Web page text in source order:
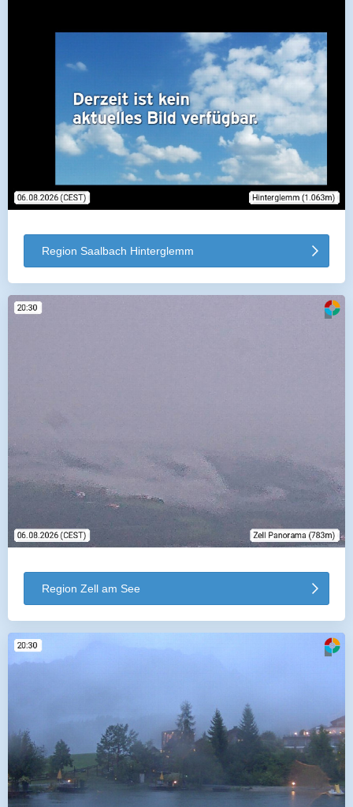
Region Saalbach Hinterglemm
Region Zell am See